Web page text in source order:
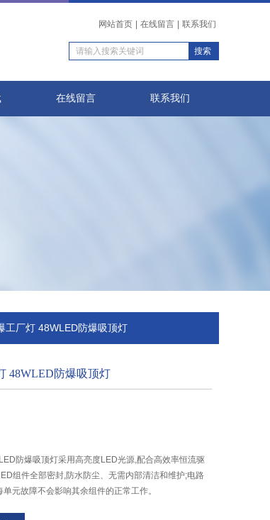
网站首页 在线留言 联系我们
在线留言 联系我们
厂灯 48WLED防爆吸顶灯
48WLED防爆吸顶灯
防爆吸顶灯采用高亮度LED光源,配合高效率恒流驱
组件全部密封,防水防尘、无需内部清洁和维护;电路
元故障不会影响其余组件的正常工作。